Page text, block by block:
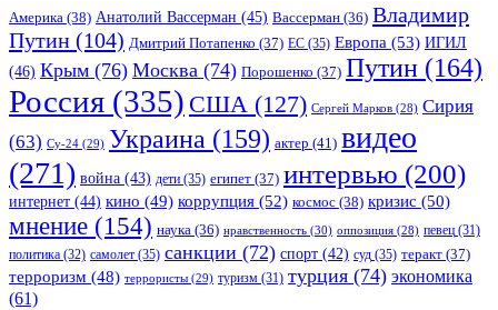
Америка (38) Анатолий Вассерман (45) Вассерман (36) Владимир
Путин (104) Дмитрий Потапенко (37) ЕС (35) Европа (53) ИГИЛ
(46) Крым (76) Москва (74) Порошенко (37) Путин (164)
Россия (335) США (127) Сергей Марков (28) Сирия
(63) Су-24 (29) Украина (159) актер (41) видео
(271) война (43) дети (35) египет (37) интервью (200)
интернет (44) кино (49) коррупция (52) космос (38) кризис (50)
мнение (154) наука (36) нравственность (30) оппозиция (28) певец (31)
политика (32) самолет (35) санкции (72) спорт (42) суд (35) теракт (37)
терроризм (48) террористы (29) туризм (31) турция (74) экономика
(61)